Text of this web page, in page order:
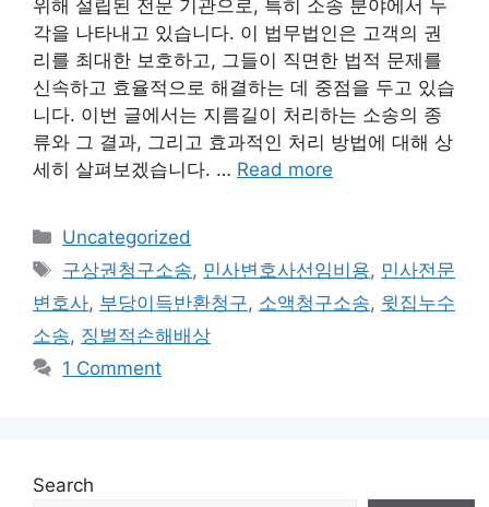
위해 설립된 전문 기관으로, 특히 소송 분야에서 두
각을 나타내고 있습니다. 이 법무법인은 고객의 권
리를 최대한 보호하고, 그들이 직면한 법적 문제를
신속하고 효율적으로 해결하는 데 중점을 두고 있습
니다. 이번 글에서는 지름길이 처리하는 소송의 종
류와 그 결과, 그리고 효과적인 처리 방법에 대해 상
세히 살펴보겠습니다. … Read more
Categories
Uncategorized
Tags
구상권청구소송, 민사변호사선임비용, 민사전문
변호사, 부당이득반환청구, 소액청구소송, 윗집누수
소송, 징벌적손해배상
1 Comment
Search